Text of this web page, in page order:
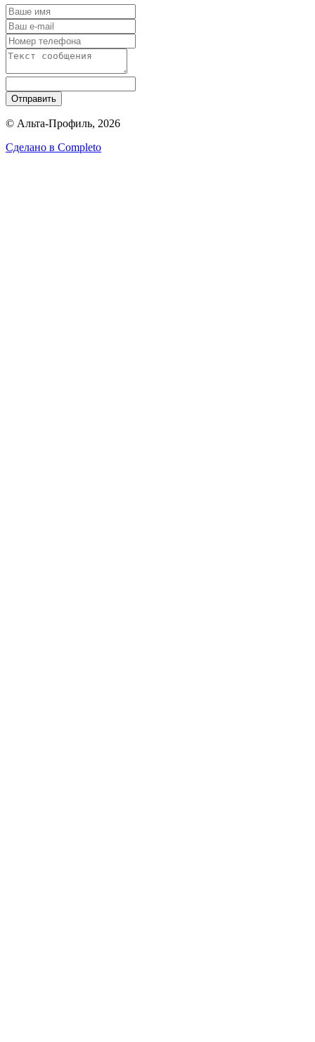
Отправить
© Альта-Профиль, 2026
Сделано в Completo